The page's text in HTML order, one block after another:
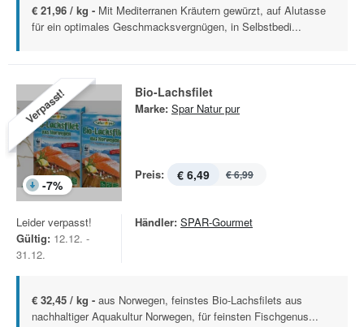
€ 21,96 / kg - Mit Mediterranen Kräutern gewürzt, auf Alutasse
für ein optimales Geschmacksvergnügen, in Selbstbedi...
Verpasst!
-7%
Bio-Lachsfilet
Marke: Spar Natur pur
Preis: € 6,49 € 6,99
Leider verpasst!
Gültig: 12.12. -
31.12.
Händler: SPAR-Gourmet
€ 32,45 / kg - aus Norwegen, feinstes Bio-Lachsfilets aus
nachhaltiger Aquakultur Norwegen, für feinsten Fischgenus...